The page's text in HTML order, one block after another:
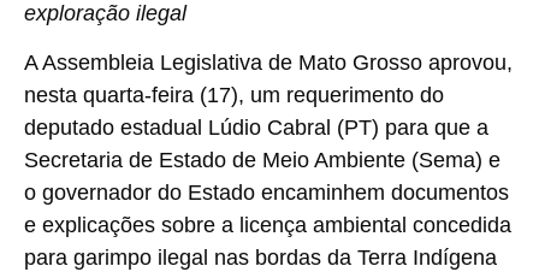
exploração ilegal
A Assembleia Legislativa de Mato Grosso aprovou,
nesta quarta-feira (17), um requerimento do
deputado estadual Lúdio Cabral (PT) para que a
Secretaria de Estado de Meio Ambiente (Sema) e
o governador do Estado encaminhem documentos
e explicações sobre a licença ambiental concedida
para garimpo ilegal nas bordas da Terra Indígena